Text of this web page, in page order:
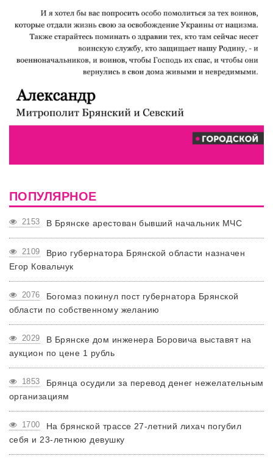
ПОПУЛЯРНОЕ
2153 В Брянске арестован бывший начальник МЧС
2109
Врио губернатора Брянской области назначен
Егор Ковальчук
2076
Богомаз покинул пост губернатора Брянской
области по собственному желанию
2029
В Брянске дом инженера Боровича выставят на
аукцион по цене 1 рубль
1853
Брянца осудили за перевод денег нежелательным
организациям
1700
На брянской трассе 27-летний лихач погубил
себя и 23-летнюю девушку